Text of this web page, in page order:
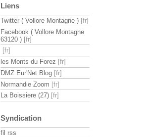
Liens
Twitter ( Vollore Montagne )
Facebook ( Vollore Montagne
63120 )
les Monts du Forez
DMZ Eur'Net Blog
Normandie Zoom
La Boissiere (27)
Syndication
fil rss